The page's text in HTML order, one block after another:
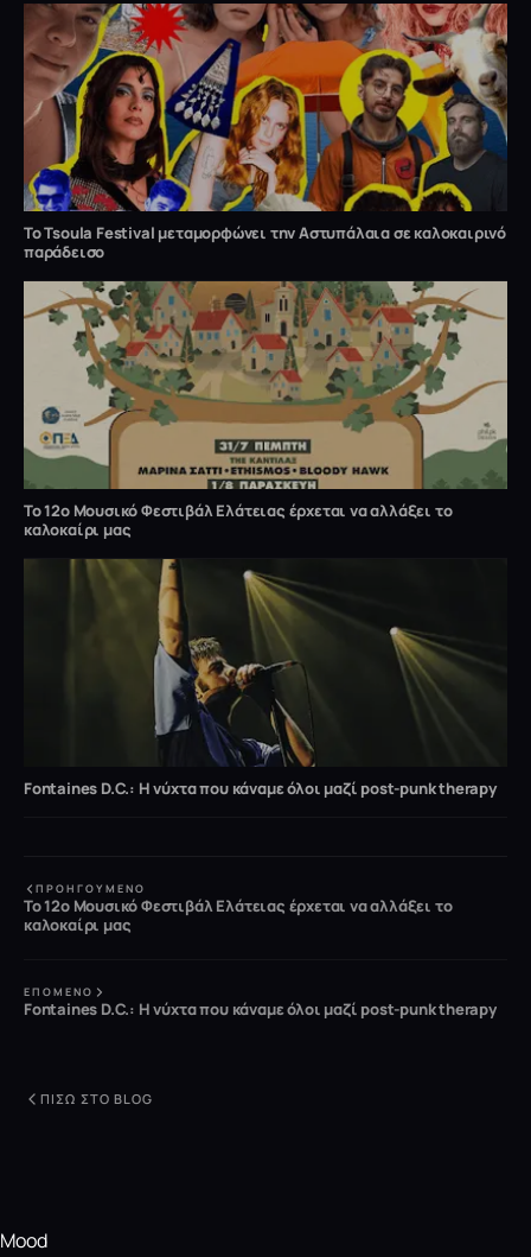
Το Tsoula Festival μεταμορφώνει την Αστυπάλαια σε καλοκαιρινό
παράδεισο
Το 12ο Μουσικό Φεστιβάλ Ελάτειας έρχεται να αλλάξει το
καλοκαίρι μας
Fontaines D.C.: Η νύχτα που κάναμε όλοι μαζί post-punk therapy
ΠΡΟΗΓΟΎΜΕΝΟ
Το 12ο Μουσικό Φεστιβάλ Ελάτειας έρχεται να αλλάξει το
καλοκαίρι μας
ΕΠΌΜΕΝΟ
Fontaines D.C.: Η νύχτα που κάναμε όλοι μαζί post-punk therapy
ΠΊΣΩ ΣΤΟ BLOG
Mood